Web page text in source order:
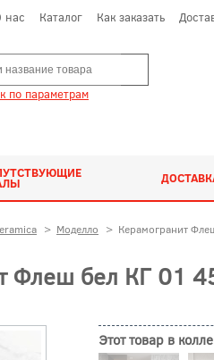
нас Каталог Как заказать
по параметрам
> Моделло > Керамогранит
бел КГ 01
Этот товар в